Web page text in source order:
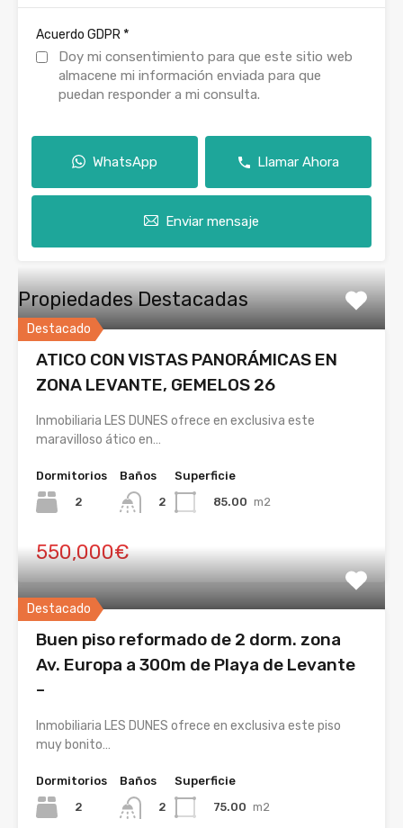
Acuerdo GDPR *
Doy mi consentimiento para que este sitio web
almacene mi información enviada para que
puedan responder a mi consulta.
WhatsApp Llamar Ahora
Enviar mensaje
Propiedades Destacadas
Destacado
ATICO CON VISTAS PANORÁMICAS EN
ZONA LEVANTE, GEMELOS 26
Inmobiliaria LES DUNES ofrece en exclusiva este
maravilloso ático en…
Dormitorios
2
Baños
2
Superficie
85.00 m2
550,000€
Destacado
Buen piso reformado de 2 dorm. zona
Av. Europa a 300m de Playa de Levante
–
Inmobiliaria LES DUNES ofrece en exclusiva este piso
muy bonito…
Dormitorios
2
Baños
2
Superficie
75.00 m2